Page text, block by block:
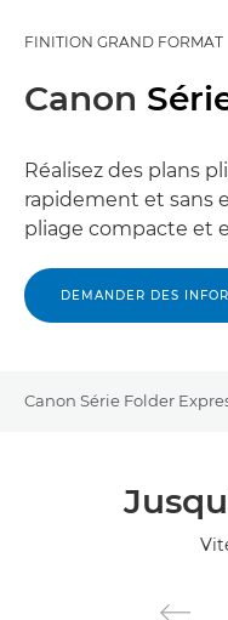
FINITION GRAND FORMAT
Canon
Réalisez des plans
rapidement et sans
pliage compacte et
DEMANDER DES
Canon Série Folder